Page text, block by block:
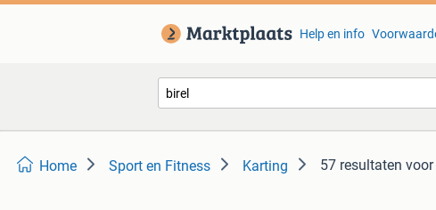
Help en info
Home Sport en Fitness Karting 57 resultaten voor